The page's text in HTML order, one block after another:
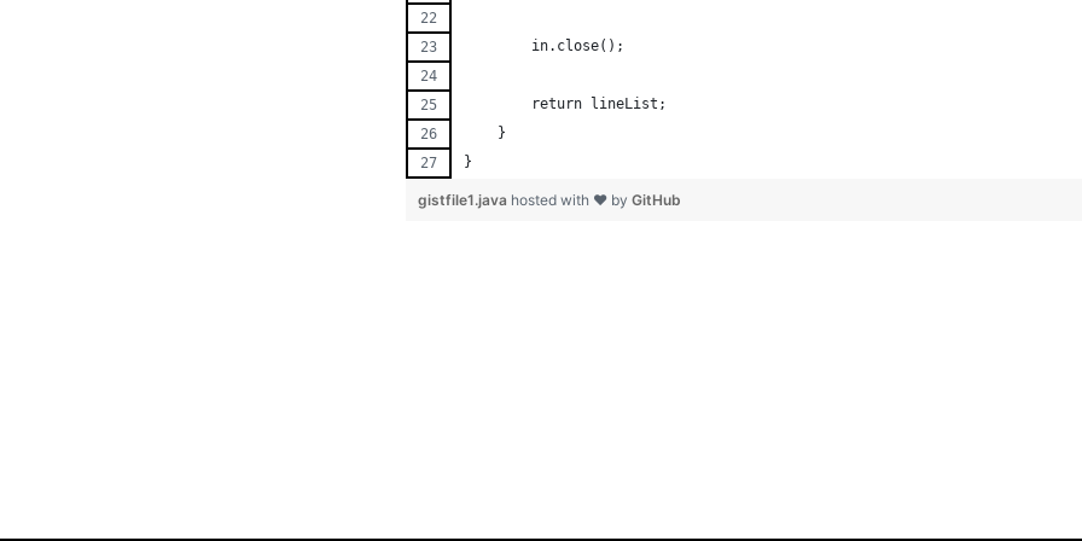
        in.close();
        return lineList;
    }
}
gistfile1.java hosted with ❤ by GitHub